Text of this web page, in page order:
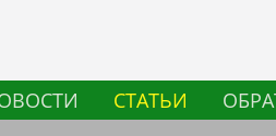
СТАТЬИ